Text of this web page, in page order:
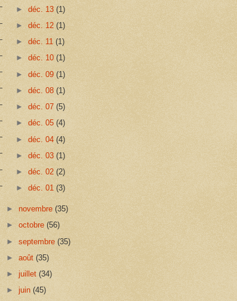
► déc. 13 (1)
► déc. 12 (1)
► déc. 11 (1)
► déc. 10 (1)
► déc. 09 (1)
► déc. 08 (1)
► déc. 07 (5)
► déc. 05 (4)
► déc. 04 (4)
► déc. 03 (1)
► déc. 02 (2)
► déc. 01 (3)
► novembre(35)
►octobre(56)
►septembre(35)
►août(35)
►juillet(34)
►juin(45)